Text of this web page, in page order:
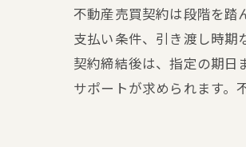
不動産売買契約は段階を踏
支払い条件、引き渡し時期
契約締結後は、指定の期日
サポートが求められます。